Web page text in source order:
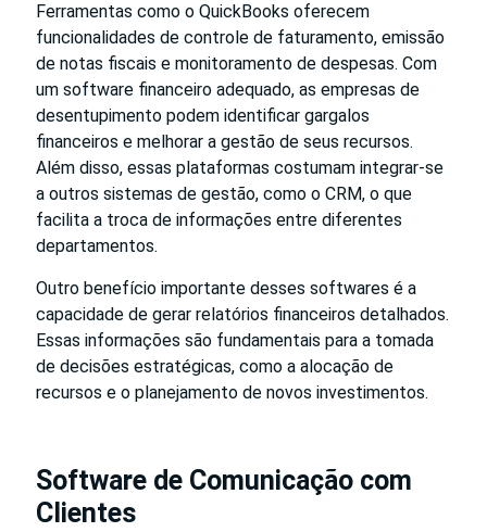
Ferramentas como o QuickBooks oferecem
funcionalidades de controle de faturamento, emissão
de notas fiscais e monitoramento de despesas. Com
um software financeiro adequado, as empresas de
desentupimento podem identificar gargalos
financeiros e melhorar a gestão de seus recursos.
Além disso, essas plataformas costumam integrar-se
a outros sistemas de gestão, como o CRM, o que
facilita a troca de informações entre diferentes
departamentos.
Outro benefício importante desses softwares é a
capacidade de gerar relatórios financeiros detalhados.
Essas informações são fundamentais para a tomada
de decisões estratégicas, como a alocação de
recursos e o planejamento de novos investimentos.
Software de Comunicação com
Clientes